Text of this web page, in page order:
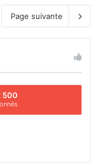
Page suivante
500